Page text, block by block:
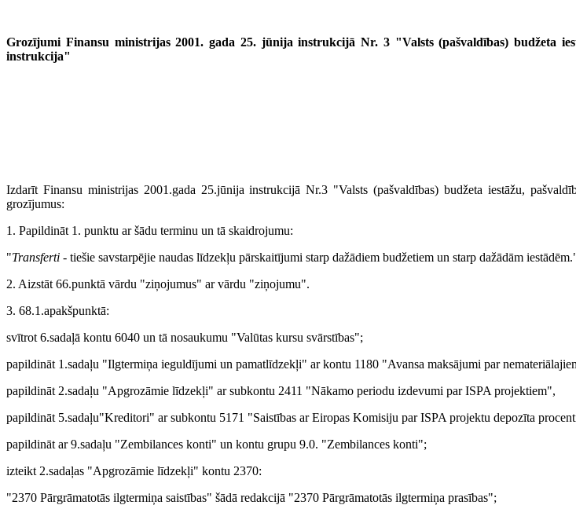
Grozījumi Finansu ministrijas 2001. gada 25. jūnija instrukcijā Nr. 3 "Valsts (pašvaldības) budžeta
instrukcija"
Izdarīt Finansu ministrijas 2001.gada 25.jūnija instrukcijā Nr.3 "Valsts (pašvaldības) budžeta iestāžu,
grozījumus:
1. Papildināt 1. punktu ar šādu terminu un tā skaidrojumu:
"Transferti - tiešie savstarpējie naudas līdzekļu pārskaitījumi starp dažādiem budžetiem un starp dažādām
2. Aizstāt 66.punktā vārdu "ziņojumus" ar vārdu "ziņojumu".
3. 68.1.apakšpunktā:
svītrot 6.sadaļā kontu 6040 un tā nosaukumu "Valūtas kursu svārstības";
papildināt 1.sadaļu "Ilgtermiņa ieguldījumi un pamatlīdzekļi" ar kontu 1180 "Avansa maksājumi par
papildināt 2.sadaļu "Apgrozāmie līdzekļi" ar subkontu 2411 "Nākamo periodu izdevumi par ISPA projektiem",
papildināt 5.sadaļu"Kreditori" ar subkontu 5171 "Saistības ar Eiropas Komisiju par ISPA projektu depozīta
papildināt ar 9.sadaļu "Zembilances konti" un kontu grupu 9.0. "Zembilances konti";
izteikt 2.sadaļas "Apgrozāmie līdzekļi" kontu 2370:
"2370 Pārgrāmatotās ilgtermiņa saistības" šādā redakcijā "2370 Pārgrāmatotās ilgtermiņa prasības";